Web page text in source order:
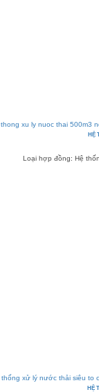
HỆ
Loại hợp đồng: Hệ
HỆ